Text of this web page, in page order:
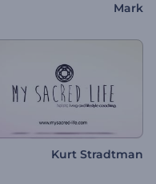
Mark
Kurt Stradtman